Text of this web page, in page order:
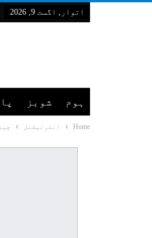
اتوار, اگست 9, 2026
ہوم شوبز
Home انٹرنیشنل